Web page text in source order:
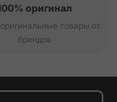
оригинал
товары от
брендов